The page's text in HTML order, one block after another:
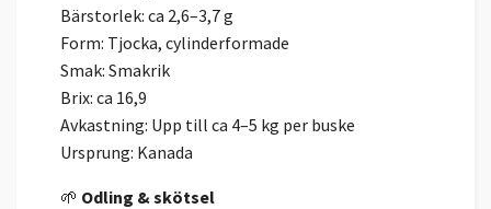
Bärstorlek: ca 2,6–3,7 g
Form: Tjocka, cylinderformade
Smak: Smakrik
Brix: ca 16,9
Avkastning: Upp till ca 4–5 kg per buske
Ursprung: Kanada
🌱 Odling & skötsel